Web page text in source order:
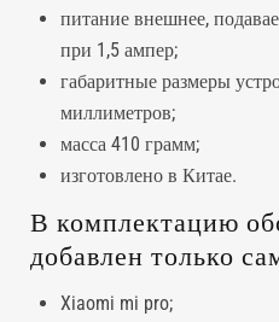
питание внешнее,
при 1,5 ампер;
габаритные размеры
миллиметров;
масса 410 грамм;
изготовлено в Китае.
В комплектацию
добавлен только
Xiaomi mi pro;